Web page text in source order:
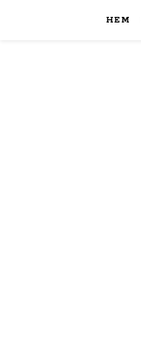
HEM